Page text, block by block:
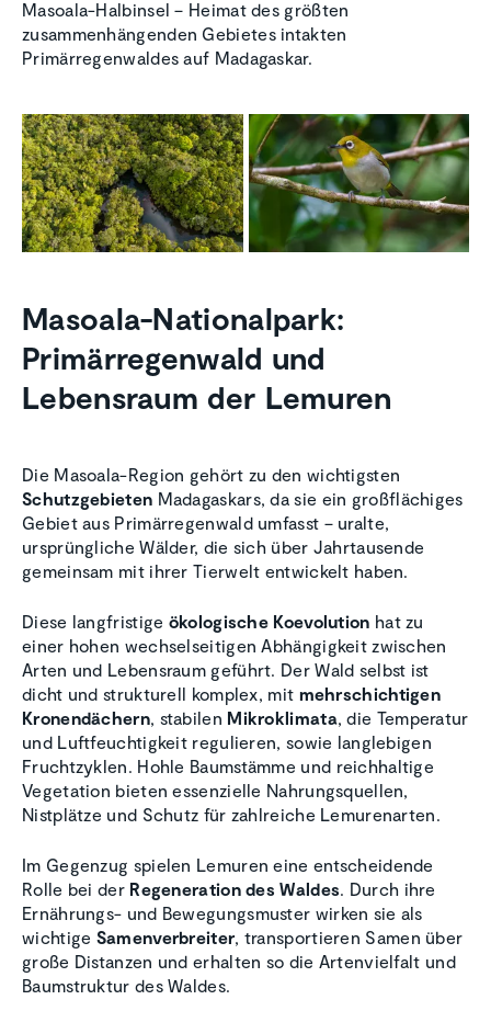
Masoala-Halbinsel – Heimat des größten
zusammenhängenden Gebietes intakten
Primärregenwaldes auf Madagaskar.
Masoala-Nationalpark:
Primärregenwald und
Lebensraum der Lemuren
Die Masoala-Region gehört zu den wichtigsten
Schutzgebieten Madagaskars, da sie ein großflächiges
Gebiet aus Primärregenwald umfasst – uralte,
ursprüngliche Wälder, die sich über Jahrtausende
gemeinsam mit ihrer Tierwelt entwickelt haben.
Diese langfristige ökologische Koevolution hat zu
einer hohen wechselseitigen Abhängigkeit zwischen
Arten und Lebensraum geführt. Der Wald selbst ist
dicht und strukturell komplex, mit mehrschichtigen
Kronendächern, stabilen Mikroklimata, die Temperatur
und Luftfeuchtigkeit regulieren, sowie langlebigen
Fruchtzyklen. Hohle Baumstämme und reichhaltige
Vegetation bieten essenzielle Nahrungsquellen,
Nistplätze und Schutz für zahlreiche Lemurenarten.
Im Gegenzug spielen Lemuren eine entscheidende
Rolle bei der Regeneration des Waldes. Durch ihre
Ernährungs- und Bewegungsmuster wirken sie als
wichtige Samenverbreiter, transportieren Samen über
große Distanzen und erhalten so die Artenvielfalt und
Baumstruktur des Waldes.